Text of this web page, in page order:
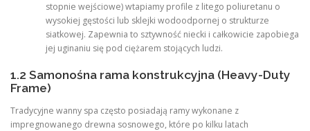
stopnie wejściowe) wtapiamy profile z litego poliuretanu o
wysokiej gęstości lub sklejki wodoodpornej o strukturze
siatkowej. Zapewnia to sztywność niecki i całkowicie zapobiega
jej uginaniu się pod ciężarem stojących ludzi.
1.2 Samonośna rama konstrukcyjna (Heavy-Duty
Frame)
Tradycyjne wanny spa często posiadają ramy wykonane z
impregnowanego drewna sosnowego, które po kilku latach